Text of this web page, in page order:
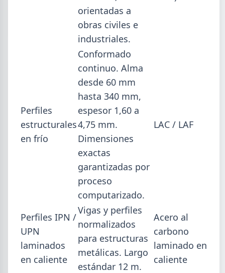
5,7% en 2026 y la capacidad instalada bajó a 40,8%,
uno de los niveles más bajos de la serie.
Producción Mundial de Acero –
Junio 2026
La producción mundial de acero crudo alcanzó
155,7 Mt en junio 2026 (+1,7% i.a.), mientras el
acumulado enero-junio retrocede 0,7%.
orientadas a
obras civiles e
industriales.
Perfiles
estructurales
en frío
Conformado
continuo. Alma
desde 60 mm
hasta 340 mm,
espesor 1,60 a
4,75 mm.
Dimensiones
exactas
garantizadas por
proceso
computarizado.
LAC / LAF
Perfiles IPN /
UPN
laminados
en caliente
Vigas y perfiles
normalizados
para estructuras
metálicas. Largo
estándar 12 m.
Acero al
carbono
laminado en
caliente